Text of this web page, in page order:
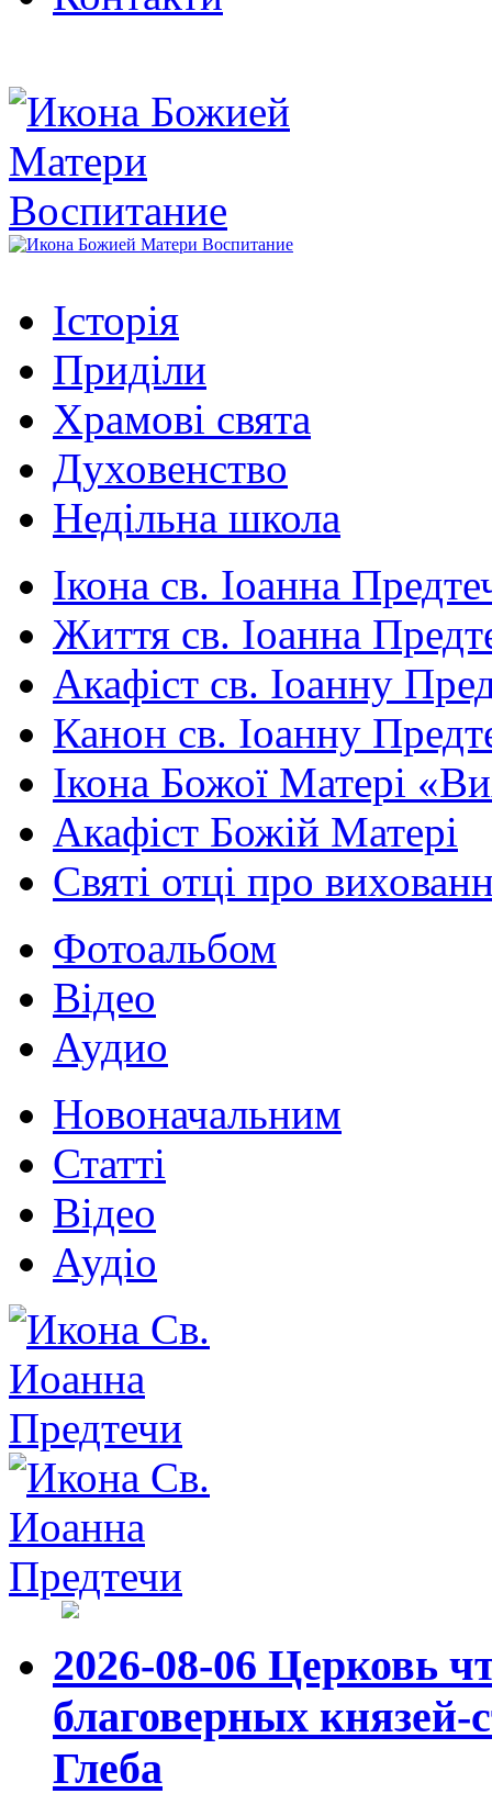
Історія
Приділи
Храмові свята
Духовенство
Недільна школа
Ікона св. Іоанна
Життя св. Іоанна
Акафіст св. Іоанну
Канон св. Іоанну
Ікона Божої Матері
Акафіст Божій Матері
Святі отці про
Фотоальбом
Відео
Аудио
Новоначальним
Статті
Відео
Аудіо
2026-08-06 Церковь
благоверных князей-
Глеба